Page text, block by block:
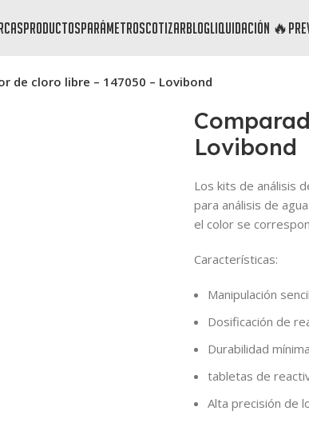
productosparámetroscotizarblogliquidación 🔥
de cloro libre – 147050 – Lovibond
Lovibond
Los kits de análisis
para análisis de
el color se
Características:
Manipulación
Dosificación de
Durabilidad
tabletas de
Alta precisión de